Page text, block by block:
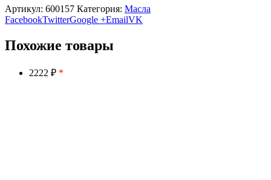
Артикул: 600157 Категория: Масла
FacebookTwitterGoogle +EmailVK
Похожие товары
2222 ₽ *